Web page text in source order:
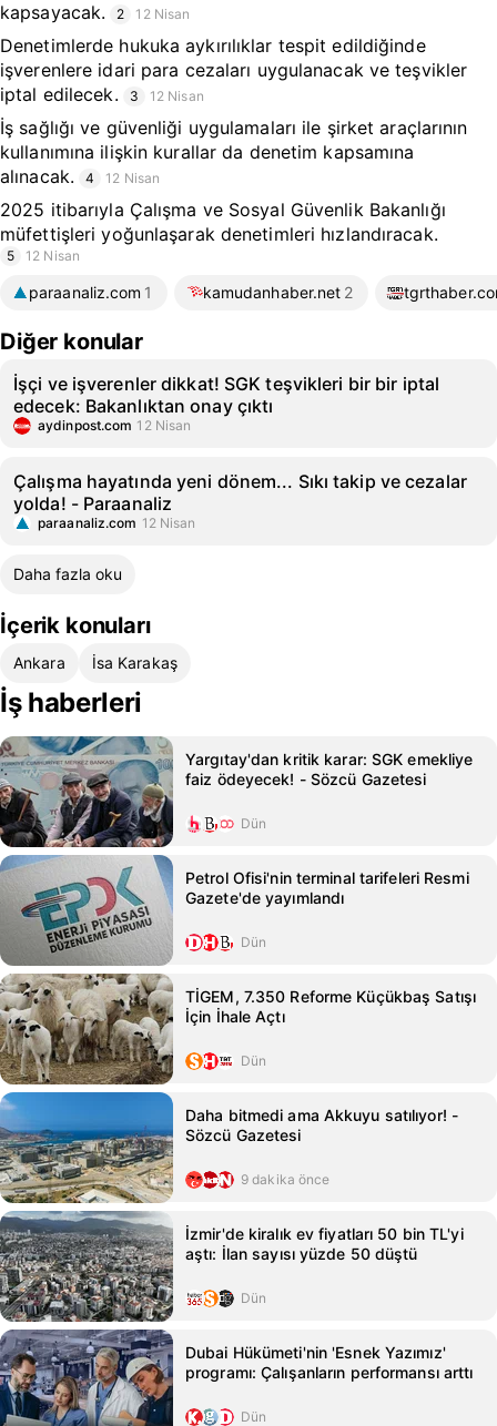
kapsayacak.
2 12 Nisan
Denetimlerde hukuka aykırılıklar tespit edildiğinde
işverenlere idari para cezaları uygulanacak ve teşvikler
iptal edilecek.
3 12 Nisan
İş sağlığı ve güvenliği uygulamaları ile şirket araçlarının
kullanımına ilişkin kurallar da denetim kapsamına
alınacak.
4 12 Nisan
2025 itibarıyla Çalışma ve Sosyal Güvenlik Bakanlığı
müfettişleri yoğunlaşarak denetimleri hızlandıracak.
5 12 Nisan
paraanaliz.com 1 kamudanhaber.net 2
Diğer konular
İşçi ve işverenler dikkat! SGK teşvikleri bir bir iptal
edecek: Bakanlıktan onay çıktı
aydinpost.com 12 Nisan
Çalışma hayatında yeni dönem... Sıkı takip ve cezalar
yolda! - Paraanaliz
paraanaliz.com 12 Nisan
Daha fazla oku
İçerik konuları
Ankara İsa Karakaş
İş haberleri
Yargıtay'dan kritik karar: SGK emekliye
faiz ödeyecek! - Sözcü Gazetesi
Dün
Petrol Ofisi'nin terminal tarifeleri Resmi
Gazete'de yayımlandı
Dün
TİGEM, 7.350 Reforme Küçükbaş Satışı
İçin İhale Açtı
Dün
Daha bitmedi ama Akkuyu satılıyor! -
Sözcü Gazetesi
9 dakika önce
İzmir'de kiralık ev fiyatları 50 bin TL'yi
aştı: İlan sayısı yüzde 50 düştü
Dün
Dubai Hükümeti'nin 'Esnek Yazımız'
programı: Çalışanların performansı arttı
Dün